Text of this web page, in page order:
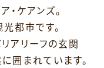
・ケアンズ。
都市です。
アリーフの玄関
囲まれています。